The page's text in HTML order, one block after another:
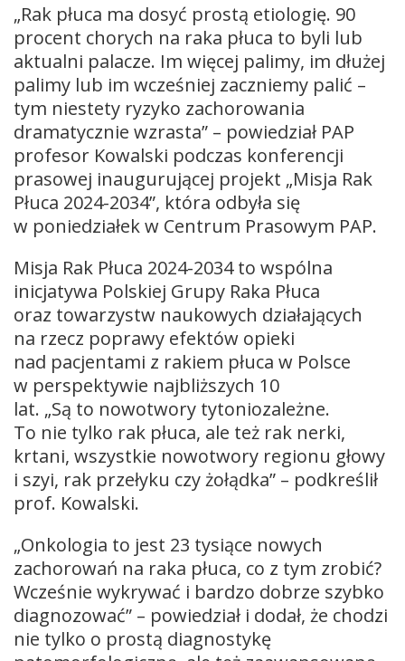
„Rak płuca ma dosyć prostą etiologię. 90
procent chorych na raka płuca to byli lub
aktualni palacze. Im więcej palimy, im dłużej
palimy lub im wcześniej zaczniemy palić –
tym niestety ryzyko zachorowania
dramatycznie wzrasta” – powiedział PAP
profesor Kowalski podczas konferencji
prasowej inaugurującej projekt „Misja Rak
Płuca 2024-2034”, która odbyła się
w poniedziałek w Centrum Prasowym PAP.
Misja Rak Płuca 2024-2034 to wspólna
inicjatywa Polskiej Grupy Raka Płuca
oraz towarzystw naukowych działających
na rzecz poprawy efektów opieki
nad pacjentami z rakiem płuca w Polsce
w perspektywie najbliższych 10
lat. „Są to nowotwory tytoniozależne.
To nie tylko rak płuca, ale też rak nerki,
krtani, wszystkie nowotwory regionu głowy
i szyi, rak przełyku czy żołądka” – podkreślił
prof. Kowalski.
„Onkologia to jest 23 tysiące nowych
zachorowań na raka płuca, co z tym zrobić?
Wcześnie wykrywać i bardzo dobrze szybko
diagnozować” – powiedział i dodał, że chodzi
nie tylko o prostą diagnostykę